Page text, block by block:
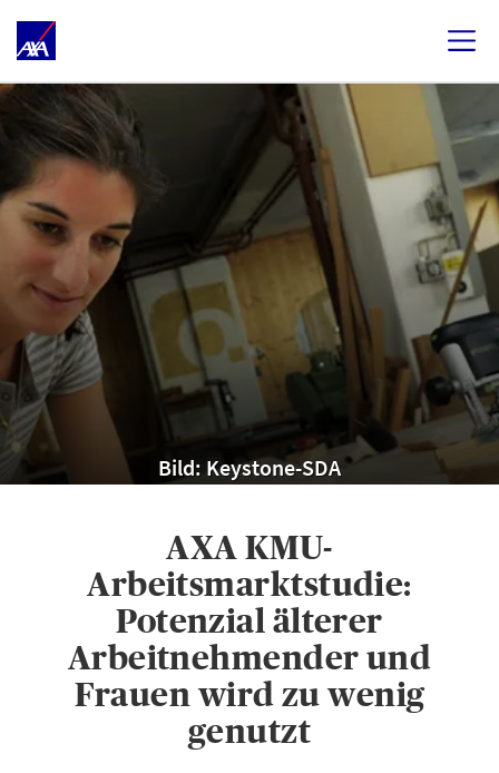
Bild: Keystone-SDA
AXA KMU-
Arbeitsmarktstudie:
Potenzial älterer
Arbeitnehmender und
Frauen wird zu wenig
genutzt